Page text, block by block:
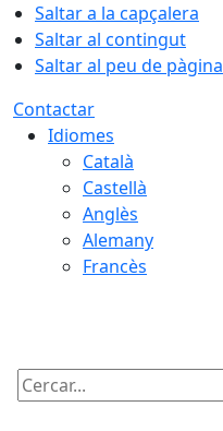
Saltar a la capçalera
Saltar al contingut
Saltar al peu de pàgina
Contactar
Idiomes
Català
Castellà
Anglès
Alemany
Francès
Cercar: